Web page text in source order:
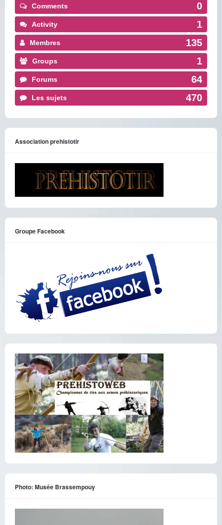
Comments 0
Activity 1
Membres 135
Groups 1
Forums 64
Les sujets 470
Association prehistotir
Groupe Facebook
Photo: Musée Brassempouy